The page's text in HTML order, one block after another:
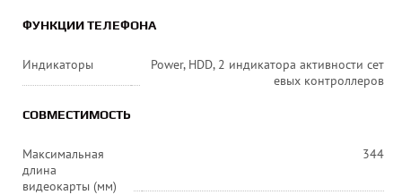
ФУНКЦИИ ТЕЛЕФОНА
Индикаторы
Power, HDD, 2 индикатора активности сет
евых контроллеров
СОВМЕСТИМОСТЬ
Максимальная
длина
видеокарты (мм)
344